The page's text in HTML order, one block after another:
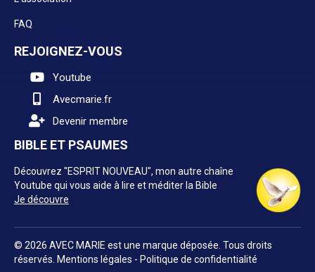
FAQ
REJOIGNEZ-VOUS
Youtube
Avecmarie.fr
Devenir membre
BIBLE ET PSAUMES
Découvrez "ESPRIT NOUVEAU", mon autre chaîne
Youtube qui vous aide à lire et méditer la Bible
Je découvre
© 2026 AVEC MARIE est une marque déposée. Tous droits
réservés. Mentions légales - Politique de confidentialité